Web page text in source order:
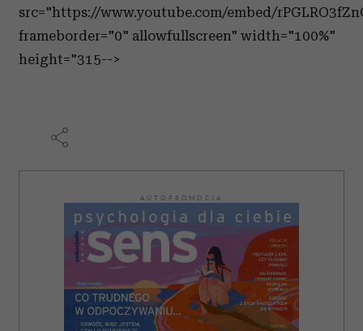
src="https://www.youtube.com/embed/
frameborder="0" allowfullscreen" width="100%"
height="315-->
AUTOPROMOCJA